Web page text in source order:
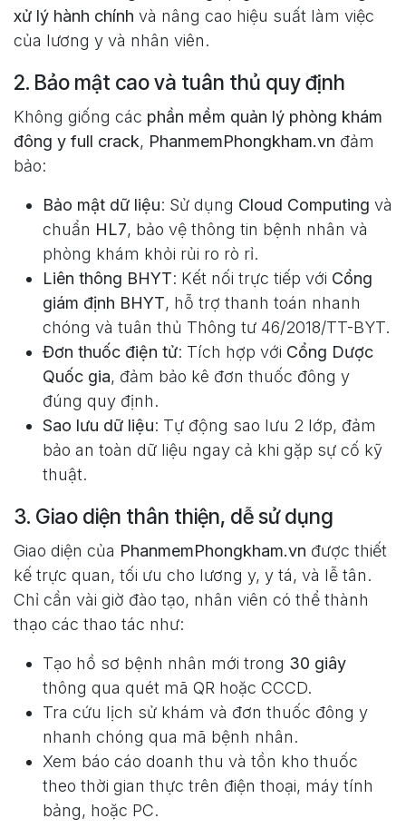
xử lý hành chính và nâng cao hiệu suất làm việc
của lương y và nhân viên.
2. Bảo mật cao và tuân thủ quy định
Không giống các phần mềm quản lý phòng khám
đông y full crack, PhanmemPhongkham.vn đảm
bảo:
Bảo mật dữ liệu: Sử dụng Cloud Computing và
chuẩn HL7, bảo vệ thông tin bệnh nhân và
phòng khám khỏi rủi ro rò rỉ.
Liên thông BHYT: Kết nối trực tiếp với Cổng
giám định BHYT, hỗ trợ thanh toán nhanh
chóng và tuân thủ Thông tư 46/2018/TT-BYT.
Đơn thuốc điện tử: Tích hợp với Cổng Dược
Quốc gia, đảm bảo kê đơn thuốc đông y
đúng quy định.
Sao lưu dữ liệu: Tự động sao lưu 2 lớp, đảm
bảo an toàn dữ liệu ngay cả khi gặp sự cố kỹ
thuật.
3. Giao diện thân thiện, dễ sử dụng
Giao diện của PhanmemPhongkham.vn được thiết
kế trực quan, tối ưu cho lương y, y tá, và lễ tân.
Chỉ cần vài giờ đào tạo, nhân viên có thể thành
thạo các thao tác như:
Tạo hồ sơ bệnh nhân mới trong 30 giây
thông qua quét mã QR hoặc CCCD.
Tra cứu lịch sử khám và đơn thuốc đông y
nhanh chóng qua mã bệnh nhân.
Xem báo cáo doanh thu và tồn kho thuốc
theo thời gian thực trên điện thoại, máy tính
bảng, hoặc PC.